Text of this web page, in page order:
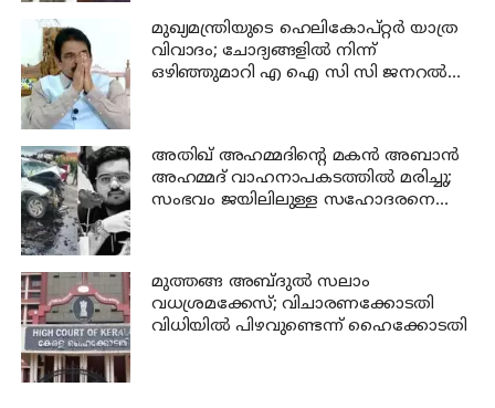
മുഖ്യമന്ത്രിയുടെ ഹെലികോപ്റ്റർ യാത്ര
വിവാദം; ചോദ്യങ്ങളിൽ നിന്ന്
ഒഴിഞ്ഞുമാറി എ ഐ സി സി ജനറൽ
അതിഖ് അഹമ്മദിന്റെ മകന്‍ അബാന്‍
അഹമ്മദ് വാഹനാപകടത്തില്‍ മരിച്ചു;
സംഭവം ജയിലിലുള്ള സഹോദരനെ
മുത്തങ്ങ അബ്ദുല്‍ സലാം
വധശ്രമക്കേസ്; വിചാരണക്കോടതി
വിധിയില്‍ പിഴവുണ്ടെന്ന് ഹൈക്കോടതി